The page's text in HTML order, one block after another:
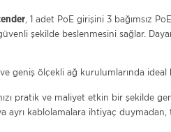
, 1 adet PoE girişini 3 bağımsız
şekilde beslenmesini sağlar.
geniş ölçekli ağ kurulumlarında ideal
pratik ve maliyet etkin bir şekilde
ayrı kablolamalara ihtiyaç